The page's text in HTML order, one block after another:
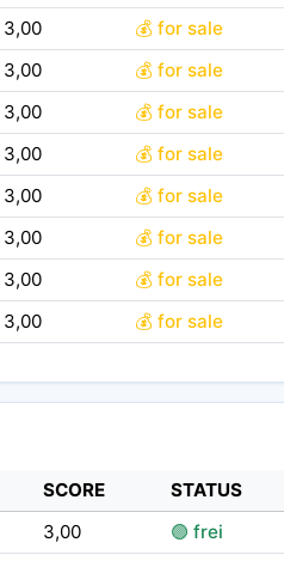
3,00 💰 for sale
3,00 💰 for sale
3,00 💰 for sale
3,00 💰 for sale
3,00 💰 for sale
3,00 💰 for sale
3,00 💰 for sale
3,00 💰 for sale
SCORE STATUS
3,00 🟢 frei